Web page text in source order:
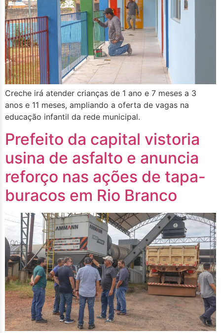
Creche irá atender crianças de 1 ano e 7 meses a 3
anos e 11 meses, ampliando a oferta de vagas na
educação infantil da rede municipal.
Prefeito da capital vistoria
usina de asfalto e anuncia
reforço nas ações de tapa-
buracos em Rio Branco